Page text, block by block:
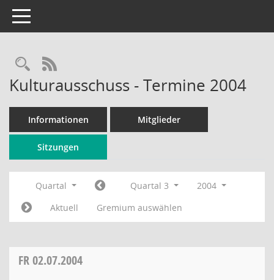
Toggle navigation
Rechercheauswahl
RSS-Feed
Kulturausschuss - Termine 2004
Informationen Mitglieder
Sitzungen
Quartal Quartal 3
2004
Aktuell
Gremium auswählen
FR02.07.2004